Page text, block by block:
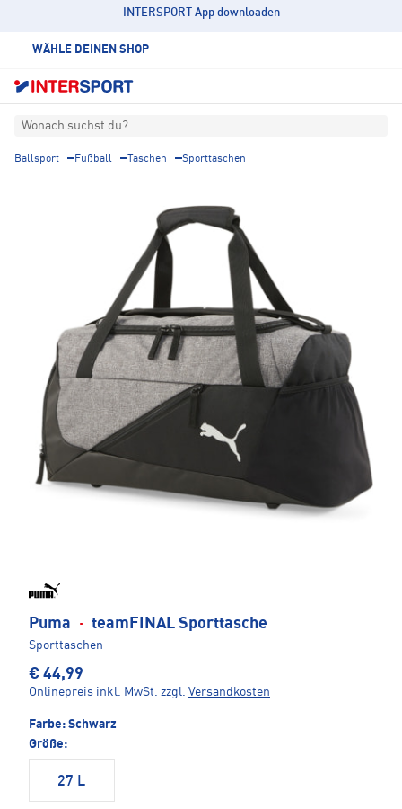
INTERSPORT App downloaden
WÄHLE DEINEN SHOP
Wonach suchst du?
Ballsport Fußball Taschen Sporttaschen
Puma · teamFINAL Sporttasche
Sporttaschen
€ 44,99
Onlinepreis inkl. MwSt. zzgl. Versandkosten
Farbe: Schwarz
Größe:
27 L